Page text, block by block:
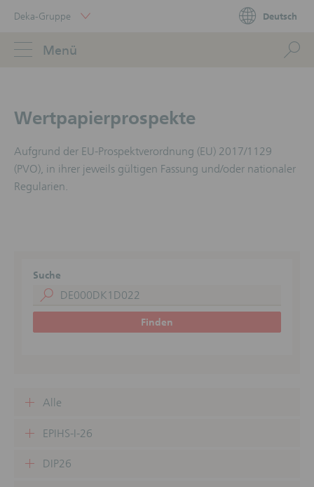
LinksPortal
Deka-Gruppe Deutsch
Menü
Wertpapierprospekte
Aufgrund der EU-Prospektverordnung (EU) 2017/1129
(PVO), in ihrer jeweils gültigen Fassung und/oder nationaler
Regularien.
Suche
Finden
Alle
EPIHS-I-26
DIP26